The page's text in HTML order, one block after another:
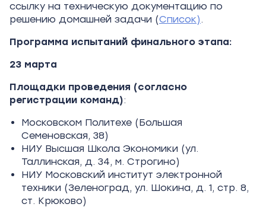
ссылку на техническую документацию по
решению домашней задачи (Список).
Программа испытаний финального этапа:
23 марта
Площадки проведения (согласно
регистрации команд):
Московском Политехе (Большая
Семеновская, 38)
НИУ Высшая Школа Экономики (ул.
Таллинская, д. 34, м. Строгино)
НИУ Московский институт электронной
техники (Зеленоград, ул. Шокина, д. 1, стр. 8,
ст. Крюково)